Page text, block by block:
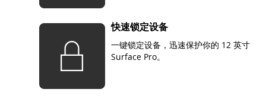
快速锁定设备
一键锁定设备，迅速保护你的 12 英寸
Surface Pro。